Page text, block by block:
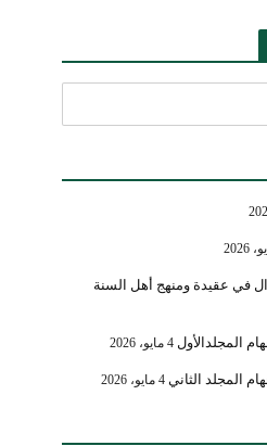
في عقيدة ومنهج أهل السنة
المجلدالأول 4 مايو، 2026
المجلد الثاني 4 مايو، 2026